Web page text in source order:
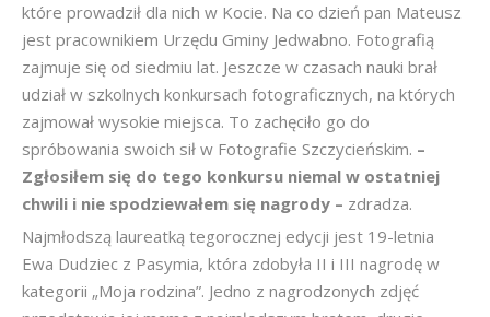
które prowadził dla nich w Kocie. Na co dzień pan Mateusz
jest pracownikiem Urzędu Gminy Jedwabno. Fotografią
zajmuje się od siedmiu lat. Jeszcze w czasach nauki brał
udział w szkolnych konkursach fotograficznych, na których
zajmował wysokie miejsca. To zachęciło go do
spróbowania swoich sił w Fotografie Szczycieńskim. –
Zgłosiłem się do tego konkursu niemal w ostatniej
chwili i nie spodziewałem się nagrody – zdradza.
Najmłodszą laureatką tegorocznej edycji jest 19-letnia
Ewa Dudziec z Pasymia, która zdobyła II i III nagrodę w
kategorii „Moja rodzina”. Jedno z nagrodzonych zdjęć